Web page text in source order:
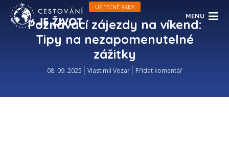
MENU
UŽITEČNÉ RADY
Poznávací zájezdy na víkend:
Tipy na nezapomenutelné
zážitky
08. 09. 2025 Vlastimil Vozar Přidat komentář